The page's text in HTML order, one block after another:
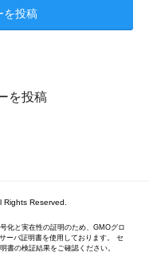
を投稿
を投稿
Rights Reserved.
化と実在性の証明のため、GMOグロ
ーバ証明書を使用しております。 セ
書の検証結果をご確認ください。